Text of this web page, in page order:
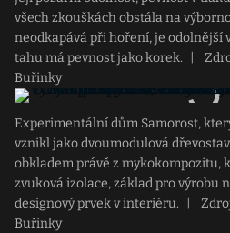
všech zkouškách obstála na
neodkapává při hoření, je odolnější
tahu má pevnost jako korek.
Buřinky
Experimentální dům Samorost,
vznikl jako dvoumodulová
obkladem právě z mykokompozitu,
zvuková izolace, základ pro výrobu
designový prvek v interiéru.
Buřinky